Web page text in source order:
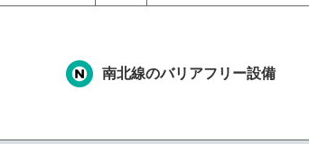
南北線のバリアフリー設備